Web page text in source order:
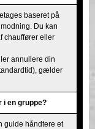
baseret på
Du kan
chauffører eller
annullere din
gælder
i en gruppe?
guide håndtere et